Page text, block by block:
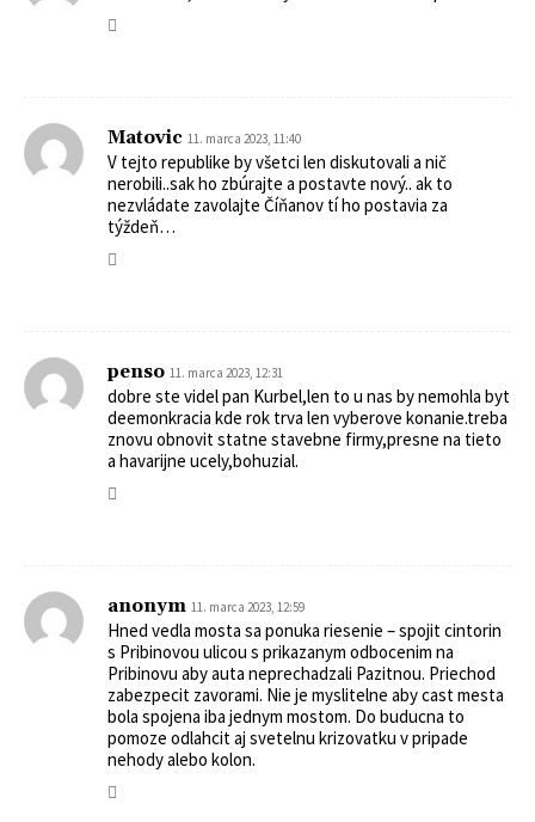
Matovic 11. marca 2023, 11:40
V tejto republike by všetci len diskutovali a nič
nerobili..sak ho zbúrajte a postavte nový.. ak to
nezvládate zavolajte Číňanov tí ho postavia za
týždeň…
penso 11. marca 2023, 12:31
dobre ste videl pan Kurbel,len to u nas by nemohla byt
deemonkracia kde rok trva len vyberove konanie.treba
znovu obnovit statne stavebne firmy,presne na tieto
a havarijne ucely,bohuzial.
anonym 11. marca 2023, 12:59
Hned vedla mosta sa ponuka riesenie – spojit cintorin
s Pribinovou ulicou s prikazanym odbocenim na
Pribinovu aby auta neprechadzali Pazitnou. Priechod
zabezpecit zavorami. Nie je myslitelne aby cast mesta
bola spojena iba jednym mostom. Do buducna to
pomoze odlahcit aj svetelnu krizovatku v pripade
nehody alebo kolon.